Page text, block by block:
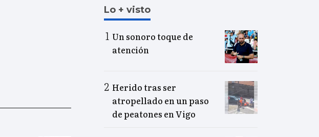
Lo + visto
Un sonoro toque de
atención
Herido tras ser
atropellado en un paso
de peatones en Vigo